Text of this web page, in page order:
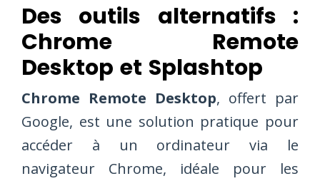
Des outils alternatifs :
Chrome Remote
Desktop et Splashtop
Chrome Remote Desktop, offert par
Google, est une solution pratique pour
accéder à un ordinateur via le
navigateur Chrome, idéale pour les